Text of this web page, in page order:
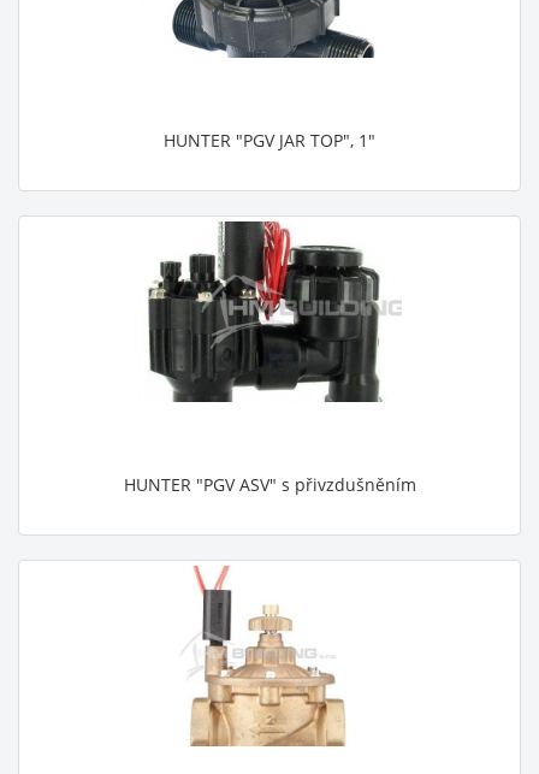
HUNTER "PGV JAR TOP", 1"
HUNTER "PGV ASV" s přivzdušněním